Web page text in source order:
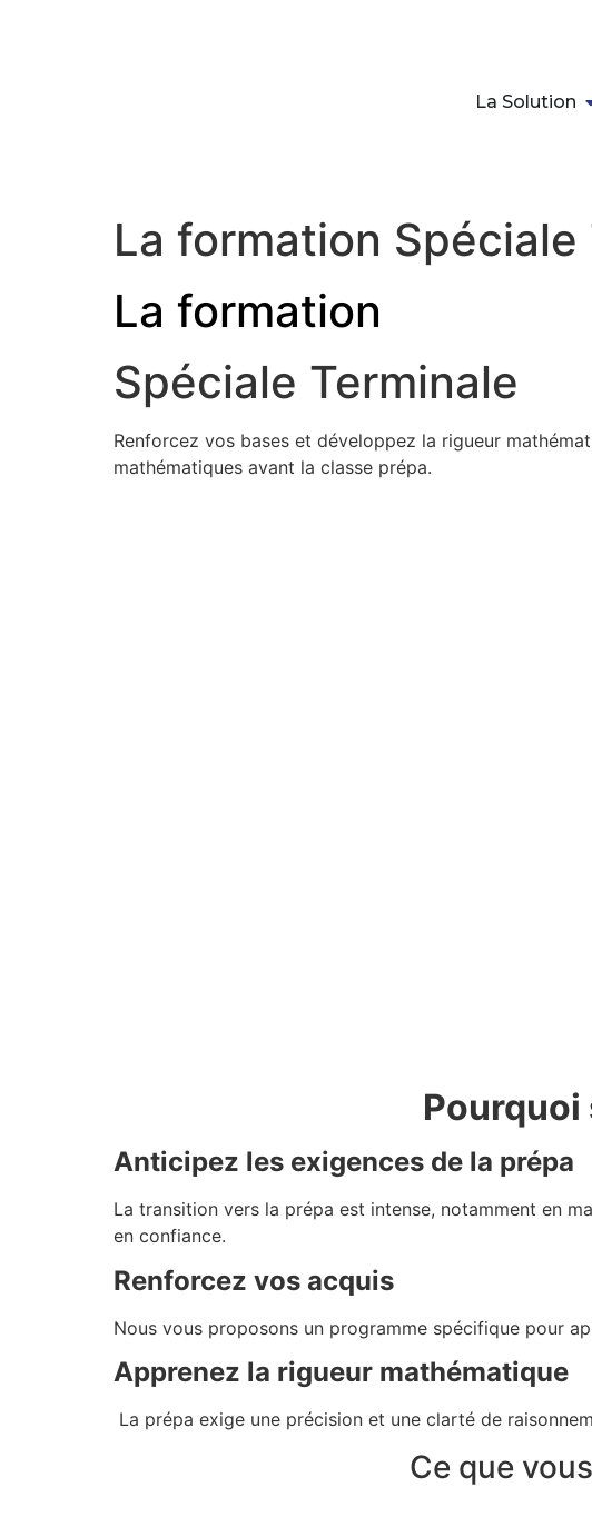
La Solution
La formation Spéciale
La formation
Spéciale Terminale
Renforcez vos bases et développez la rigueur
mathématiques avant la classe prépa.
Pourquoi
Anticipez les exigences de la prépa
La transition vers la prépa est intense, notamment en
en confiance.
Renforcez vos acquis
Nous vous proposons un programme spécifique pour
Apprenez la rigueur mathématique
La prépa exige une précision et une clarté de
Ce que